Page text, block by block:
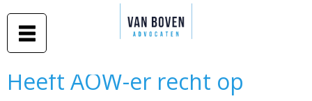
en naar
de inhoud
Van Boven
advocaten
Middelburg
advies in
begrijpelijke
taal
Heeft AOW-er recht op
Heeft AOW-er recht op